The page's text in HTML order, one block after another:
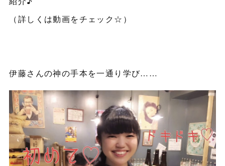
（詳しくは動画をチェック☆）
伊藤さんの神の手本を一通り学び……